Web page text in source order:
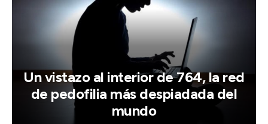
Un vistazo al interior de 764, la red
de pedofilia más despiadada del
mundo